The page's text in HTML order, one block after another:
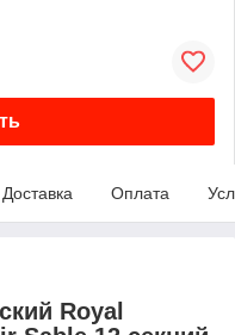
Доставка Оплата
Royal